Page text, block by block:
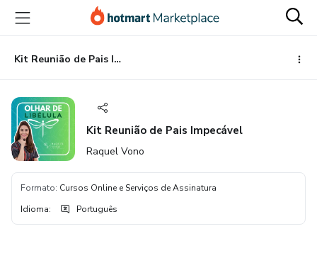
para
conteúdo
principal
para
pagamento
para
rodapé
Kit Reunião de Pais Impecável
Kit Reunião de Pais Impecável
Raquel Vono
Formato: Cursos Online e Serviços de Assinatura
Idioma: Português